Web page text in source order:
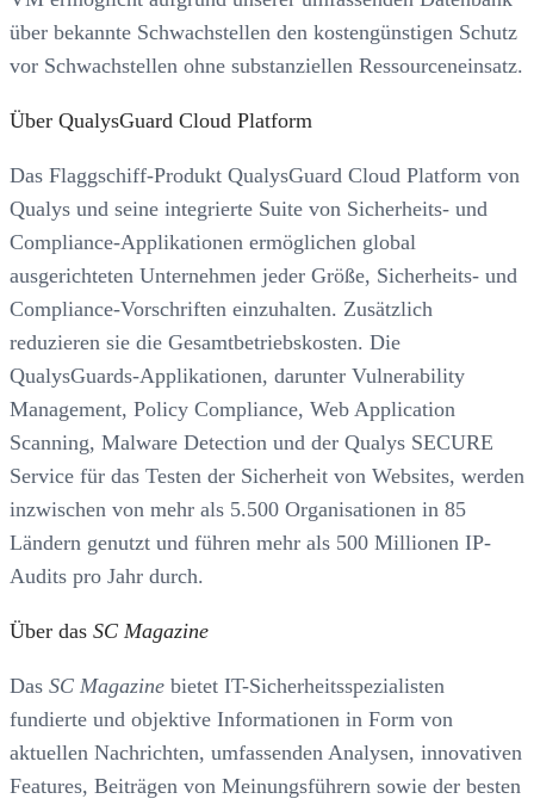
über bekannte Schwachstellen den kostengünstigen Schutz
vor Schwachstellen ohne substanziellen Ressourceneinsatz.
Über QualysGuard Cloud Platform
Das Flaggschiff-Produkt QualysGuard Cloud Platform von
Qualys und seine integrierte Suite von Sicherheits- und
Compliance-Applikationen ermöglichen global
ausgerichteten Unternehmen jeder Größe, Sicherheits- und
Compliance-Vorschriften einzuhalten. Zusätzlich
reduzieren sie die Gesamtbetriebskosten. Die
QualysGuards-Applikationen, darunter Vulnerability
Management, Policy Compliance, Web Application
Scanning, Malware Detection und der Qualys SECURE
Service für das Testen der Sicherheit von Websites, werden
inzwischen von mehr als 5.500 Organisationen in 85
Ländern genutzt und führen mehr als 500 Millionen IP-
Audits pro Jahr durch.
Über das SC Magazine
Das SC Magazine bietet IT-Sicherheitsspezialisten
fundierte und objektive Informationen in Form von
aktuellen Nachrichten, umfassenden Analysen, innovativen
Features, Beiträgen von Meinungsführern sowie der besten